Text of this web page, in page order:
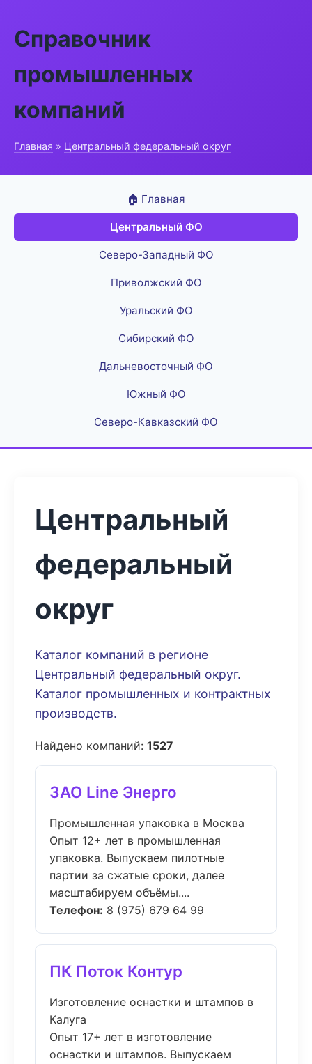
Справочник
промышленных
компаний
Главная » Центральный федеральный округ
🏠 Главная
Центральный ФО
Северо-Западный ФО
Приволжский ФО
Уральский ФО
Сибирский ФО
Дальневосточный ФО
Южный ФО
Северо-Кавказский ФО
Центральный
федеральный
округ
Каталог компаний в регионе
Центральный федеральный округ.
Каталог промышленных и контрактных
производств.
Найдено компаний: 1527
ЗАО Line Энерго
Промышленная упаковка в Москва
Опыт 12+ лет в промышленная
упаковка. Выпускаем пилотные
партии за сжатые сроки, далее
масштабируем объёмы....
Телефон: 8 (975) 679 64 99
ПК Поток Контур
Изготовление оснастки и штампов в
Калуга
Опыт 17+ лет в изготовление
оснастки и штампов. Выпускаем